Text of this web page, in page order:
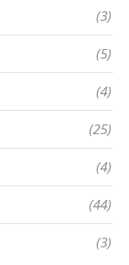
(3)
(5)
(4)
(25)
(4)
(44)
(3)